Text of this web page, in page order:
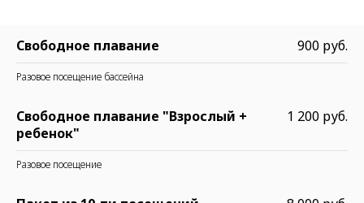
Свободное плавание 900 руб.
Разовое посещение бассейна
Свободное плавание "Взрослый +
ребенок"
1 200 руб.
Разовое посещение